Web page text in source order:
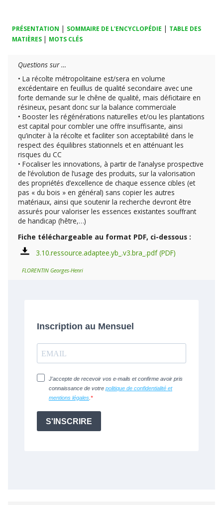
PRÉSENTATION | SOMMAIRE DE L'ENCYCLOPÉDIE | TABLE DES
MATIÈRES | MOTS CLÉS
Questions sur …
• La récolte métropolitaine est/sera en volume
excédentaire en feuillus de qualité secondaire avec une
forte demande sur le chêne de qualité, mais déficitaire en
résineux, pesant donc sur la balance commerciale
• Booster les régénérations naturelles et/ou les plantations
est capital pour combler une offre insuffisante, ainsi
qu’inciter à la récolte et faciliter son acceptabilité dans le
respect des équilibres stationnels et en atténuant les
risques du CC
• Focaliser les innovations, à partir de l’analyse prospective
de l’évolution de l’usage des produits, sur la valorisation
des propriétés d’excellence de chaque essence cibles (et
pas « du bois » en général) sans copier les autres
matériaux, ainsi que soutenir la recherche devront être
assurés pour valoriser les essences existantes souffrant
de handicap (hêtre,…)
Fiche téléchargeable au format PDF, ci-dessous :
3.10.ressource.adaptee.yb_.v3.bra_.pdf
FLORENTIN Georges-Henri